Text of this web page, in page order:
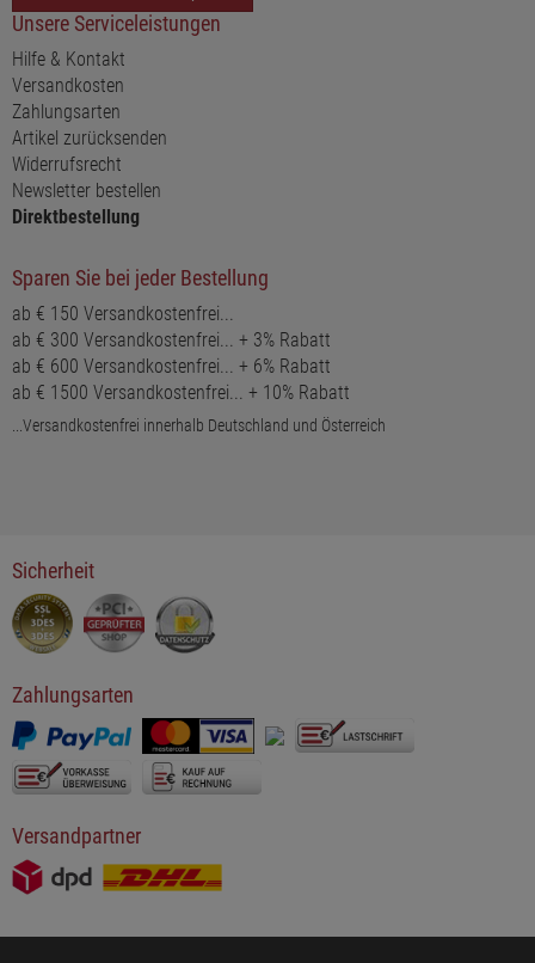
Unsere Serviceleistungen
Hilfe & Kontakt
Versandkosten
Zahlungsarten
Artikel zurücksenden
Widerrufsrecht
Newsletter bestellen
Direktbestellung
Sparen Sie bei jeder Bestellung
ab € 150 Versandkostenfrei...
ab € 300 Versandkostenfrei... + 3% Rabatt
ab € 600 Versandkostenfrei... + 6% Rabatt
ab € 1500 Versandkostenfrei... + 10% Rabatt
...Versandkostenfrei innerhalb Deutschland und Österreich
Sicherheit
Zahlungsarten
Versandpartner